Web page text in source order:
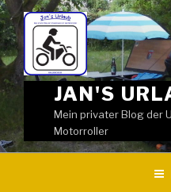
Weiter
zum
Inhalt
JAN'S
Mein privater Blog der
Motorroller